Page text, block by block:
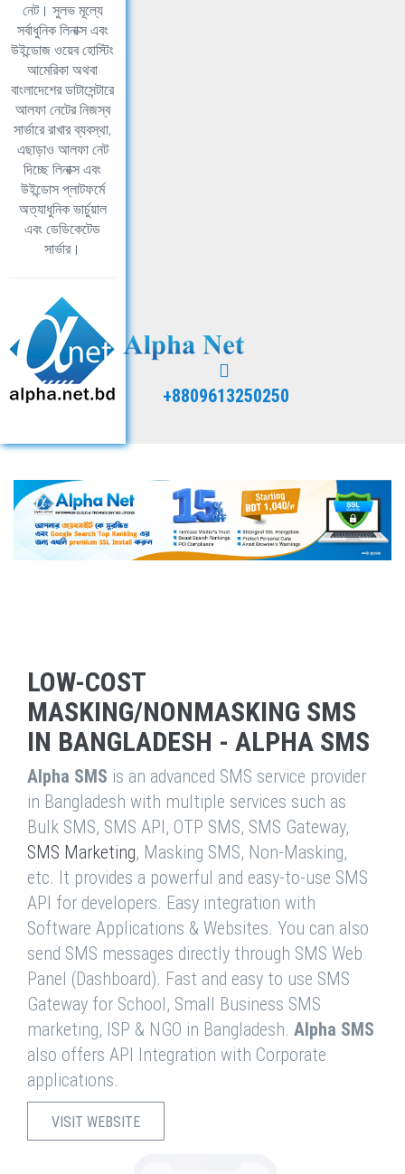
নেট। সুলভ মূল্যে
সর্বাধুনিক লিনাক্স এবং
উইন্ডোজ ওয়েব হোস্টিং
আমেরিকা অথবা
বাংলাদেশের ডাটাসেন্টারে
আলফা নেটের নিজস্ব
সার্ভারে রাখার ব্যবস্থা,
এছাড়াও আলফা নেট
দিচ্ছে লিনাক্স এবং
উইন্ডোস প্লাটফর্মে
অত্যাধুনিক ভার্চুয়াল
এবং ডেডিকেটেড
সার্ভার।
+8809613250250
LOW-COST
MASKING/NONMASKING SMS
IN BANGLADESH - ALPHA SMS
Alpha SMS is an advanced SMS service provider
in Bangladesh with multiple services such as
Bulk SMS, SMS API, OTP SMS, SMS Gateway,
SMS Marketing, Masking SMS, Non-Masking,
etc. It provides a powerful and easy-to-use SMS
API for developers. Easy integration with
Software Applications & Websites. You can also
send SMS messages directly through SMS Web
Panel (Dashboard). Fast and easy to use SMS
Gateway for School, Small Business SMS
marketing, ISP & NGO in Bangladesh. Alpha SMS
also offers API Integration with Corporate
applications.
VISIT WEBSITE